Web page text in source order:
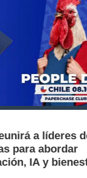
Enfermedades
en Chile:
diagnósticos y